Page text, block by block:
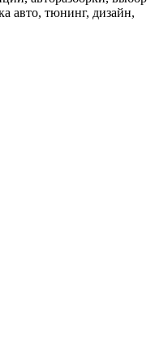
авто, тюнинг, дизайн,